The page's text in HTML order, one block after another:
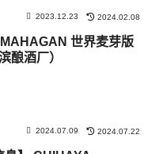
2023.12.23 2024.02.08
世界麦芽版
酿酒厂）
2024.07.09 2024.07.22